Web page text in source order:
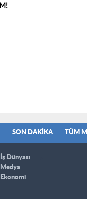
SON DAKIKA TÜM
İş Dünyası
Medya
Ekonomi